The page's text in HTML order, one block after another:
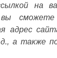
на
сможете
адрес
а также